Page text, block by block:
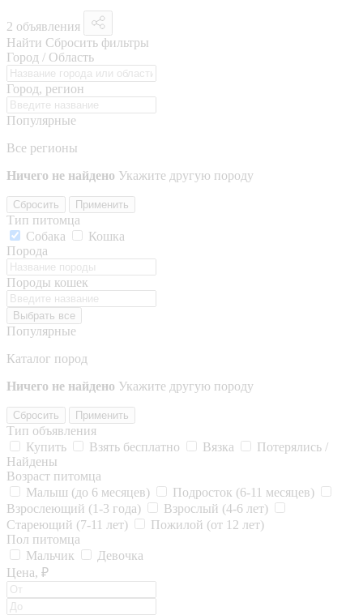
2 объявления
Найти Сбросить фильтры
Город / Область
Город, регион
Популярные
Все регионы
Ничего не найдено Укажите другую породу
Сбросить Применить
Тип питомца
Собака
Кошка
Порода
Породы кошек
Выбрать все
Популярные
Каталог пород
Ничего не найдено Укажите другую породу
Сбросить Применить
Тип объявления
Купить
Взять бесплатно Вязка
Потерялись /
Найдены
Возраст питомца
Малыш (до 6 месяцев)
Подросток (6-11 месяцев)
Взрослеющий (1-3 года)
Взрослый (4-6 лет)
Стареющий (7-11 лет)
Пожилой (от 12 лет)
Пол питомца
Мальчик
Девочка
Цена, ₽